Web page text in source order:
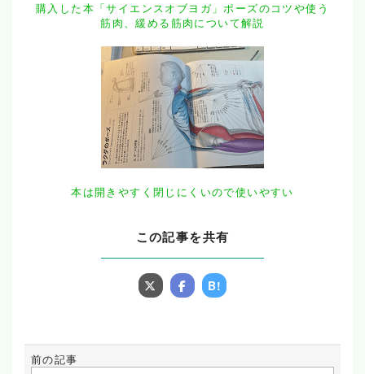
購入した本「サイエンスオブヨガ」ポーズのコツや使う
筋肉、緩める筋肉について解説
本は開きやすく閉じにくいので使いやすい
この記事を共有
B!
前の記事